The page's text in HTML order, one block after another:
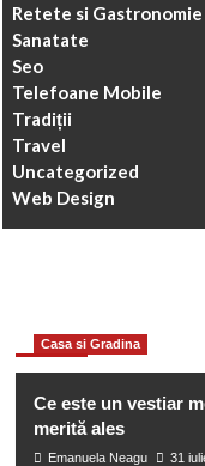
Retete si Gastronomie
Sanatate
Seo
Telefoane Mobile
Tradiții
Travel
Uncategorized
Web Design
You may have
Casa si Gradina
Ce este un vestiar
merită ales
Emanuela Neagu 31